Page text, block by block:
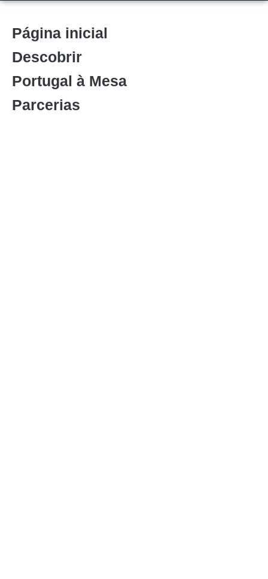
Página inicial
Descobrir
Portugal à Mesa
Parcerias